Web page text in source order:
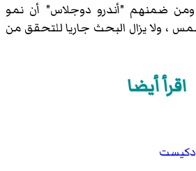
ضمنهم "أندرو دوجلاس" أن نمو
، ولا يزال البحث جاريا للتحقق من
اقرأ أيضا